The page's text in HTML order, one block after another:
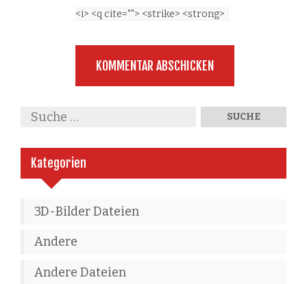
<i> <q cite=""> <strike> <strong>
Kategorien
3D-Bilder Dateien
Andere
Andere Dateien